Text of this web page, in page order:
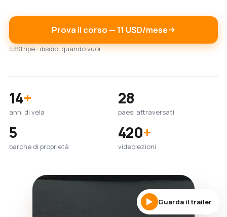
Prova il corso — 11 USD/mese
Stripe · disdici quando vuoi
14+
anni di vela
28
paesi attraversati
5
barche di proprietà
420+
videolezioni
Guarda il trailer